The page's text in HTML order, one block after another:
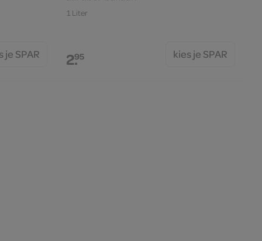
je SPAR
1 Liter
2.95 kies je SPAR